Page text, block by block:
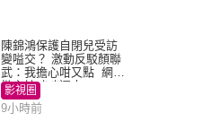
陳錦鴻保護自閉兒受訪
變嗌交？ 激動反駁顏聯
武：我擔心咁又點 網民
批主持咄咄逼人
影視圈
9小時前